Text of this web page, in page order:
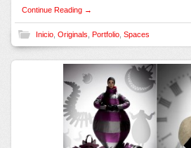
Continue Reading →
Inicio, Originals Portfolio, Spaces